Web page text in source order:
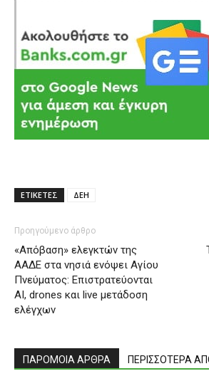
ΕΤΙΚΕΤΕΣ ΔΕΗ
Προηγούμενο άρθρο
«Απόβαση» ελεγκτών της
ΑΑΔΕ στα νησιά ενόψει Αγίου
Πνεύματος: Επιστρατεύονται
AI, drones και live μετάδοση
ελέγχων
ΠΑΡΟΜΟΙΑ ΑΡΘΡΑ ΠΕΡΙΣΣΟΤΕΡΑ